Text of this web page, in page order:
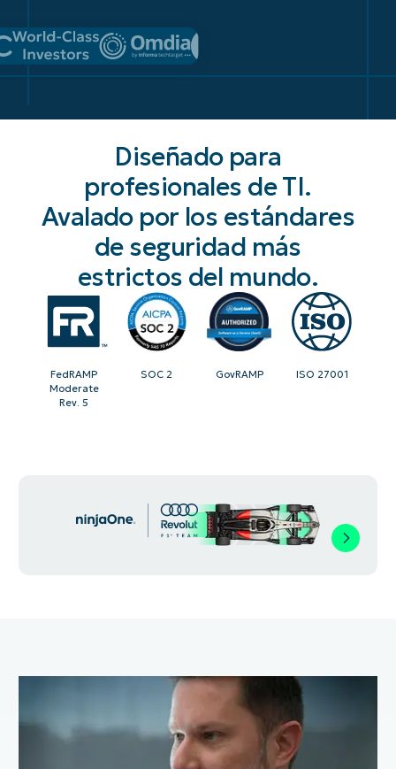
Diseñado para
profesionales de TI.
Avalado por los estándares
de seguridad más
estrictos del mundo.
FedRAMP
Moderate
Rev. 5
SOC 2 GovRAMP ISO 27001